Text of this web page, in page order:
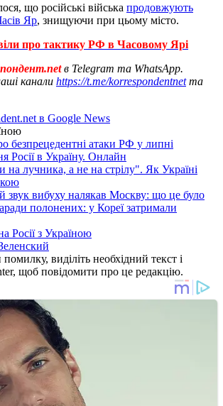
що російські війська продовжують
Яр, знищуючи при цьому місто.
про тактику РФ в Часовому Ярі
в Telegram та WhatsApp.
канали https://t.me/korrespondentnetта
в Google News
безпрецедентні атаки РФ у липні
Росії в Україну. Онлайн
лучника, а не на стрілу". Як Україні
звук вибуху налякав Москву: що це було
полонених: у Кореї затримали
Росії з Україною
виділіть необхідний текст і
щоб повідомити про це редакцію.